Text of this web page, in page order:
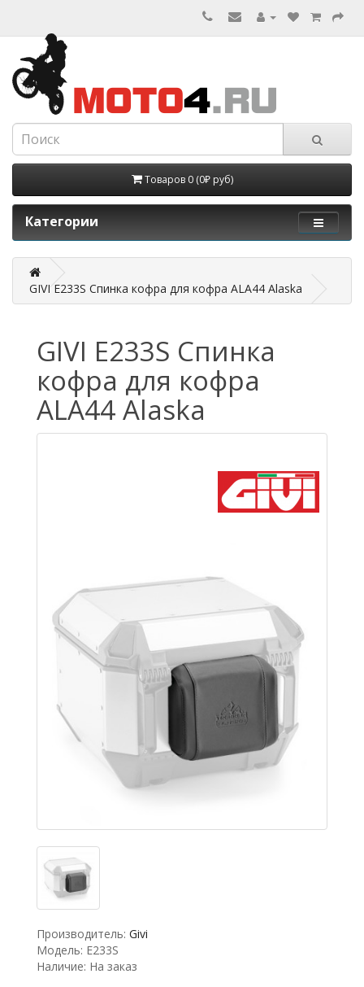
Товаров 0 (0₽ руб)
Категории
GIVI E233S Спинка кофра для кофра ALA44 Alaska
GIVI E233S Спинка
кофра для кофра
ALA44 Alaska
Производитель: Givi
Модель: E233S
Наличие: На заказ